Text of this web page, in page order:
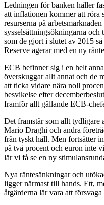
Ledningen för banken håller
att inflationen kommer att röra
resurserna på
sysselsättningsökningarna
som de gjort i slutet av 2015
Reserve agerar med en ny
ECB befinner sig i en helt
överskuggar allt annat och de
att ticka vidare nära noll
besvikelse efter
framför allt gällande ECB-
Det framstår som allt tydligare
Mario Draghi och andra
från tyskt håll. Men fortsätter
på två procent och euron inte
lär vi få se en ny
Nya räntesänkningar och
ligger närmast till hands. Ett,
åtgärderna lär vara att försvaga